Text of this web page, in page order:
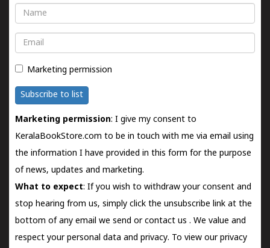
Name
Email
Marketing permission
Subscribe to list
Marketing permission: I give my consent to
KeralaBookStore.com to be in touch with me via email using
the information I have provided in this form for the purpose
of news, updates and marketing.
What to expect: If you wish to withdraw your consent and
stop hearing from us, simply click the unsubscribe link at the
bottom of any email we send orcontact us . We value and
respect your personal data and privacy. To view our privacy